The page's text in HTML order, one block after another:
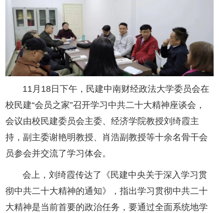
11月18日下午，民建中南财经政法大学委员会在
校民建“会员之家”召开学习中共二十大精神座谈会，
会议由校民建委员会主委、经济学院教授刘绮霞主
持，副主委谢艳明教授、肖浩副教授等十余名骨干会
员参会并交流了学习体会。
会上，刘绮霞传达了《民建中央关于深入学习贯
彻中共二十大精神的通知》，指出学习贯彻中共二十
大精神是当前首要的政治任务，要通过全面系统地学